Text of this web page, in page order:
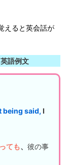
えると英会話が
語例文
being said,I
ても、 彼の事